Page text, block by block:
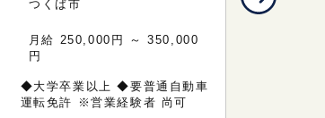
つくば市
月給 250,000円 ～ 350,000
円
◆大学卒業以上 ◆要普通自動車
運転免許 ※営業経験者 尚可